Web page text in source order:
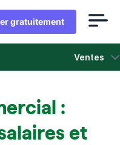
gratuitement
Ventes
:
et